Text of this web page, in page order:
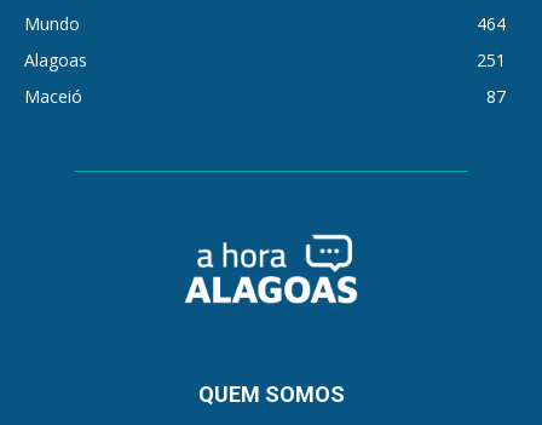
Mundo
464
Alagoas
251
Maceió
87
QUEM SOMOS